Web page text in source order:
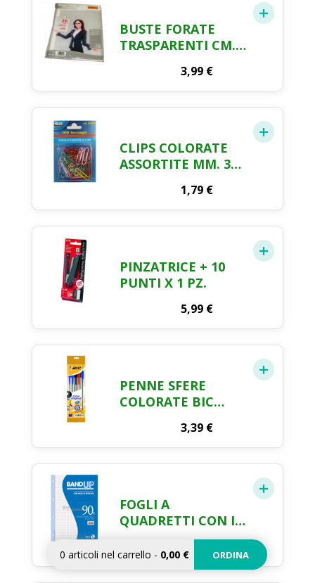
BUSTE FORATE
TRASPARENTI CM.
3,99 €
CLIPS COLORATE
ASSORTITE MM. 33
1,79 €
PINZATRICE + 10
PUNTI X 1 PZ.
5,99 €
PENNE SFERE
COLORATE BIC
3,39 €
FOGLI A
QUADRETTI CON I
BUCHI RINFORZATI
0 articoli nel carrello - 0,00 € ORDINA